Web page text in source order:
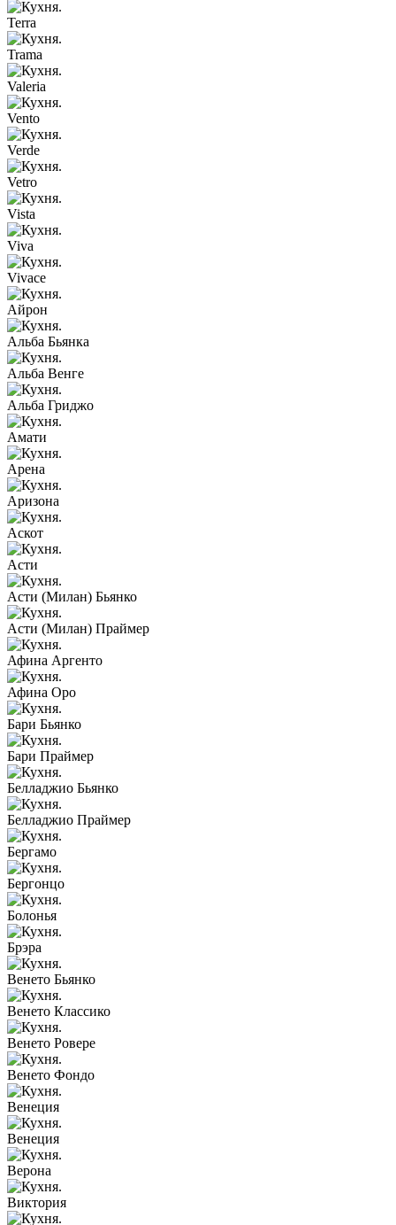
Terra
Trama
Valeria
Vento
Verde
Vetro
Vista
Viva
Vivace
Айрон
Альба Бьянка
Альба Венге
Альба Гриджо
Амати
Арена
Аризона
Аскот
Асти
Асти (Милан) Бьянко
Асти (Милан) Праймер
Афина Аргенто
Афина Оро
Бари Бьянко
Бари Праймер
Белладжио Бьянко
Белладжио Праймер
Бергамо
Бергонцо
Болонья
Брэра
Венето Бьянко
Венето Классико
Венето Ровере
Венето Фондо
Венеция
Венеция
Верона
Виктория